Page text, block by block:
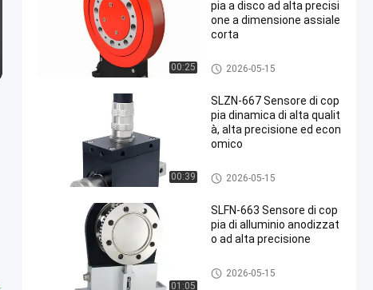
00:25
pia a disco ad alta precisi
one a dimensione assiale
corta
Misuratore di coppia di digitale
ee
2026-05-15
00:39
SLZN-667 Sensore di cop
pia dinamica di alta qualit
à, alta precisione ed econ
omico
Misuratore di coppia di digitale
ee
2026-05-15
01:05
SLFN-663 Sensore di cop
pia di alluminio anodizzat
o ad alta precisione
Misuratore di coppia di digitale
ee
2026-05-15